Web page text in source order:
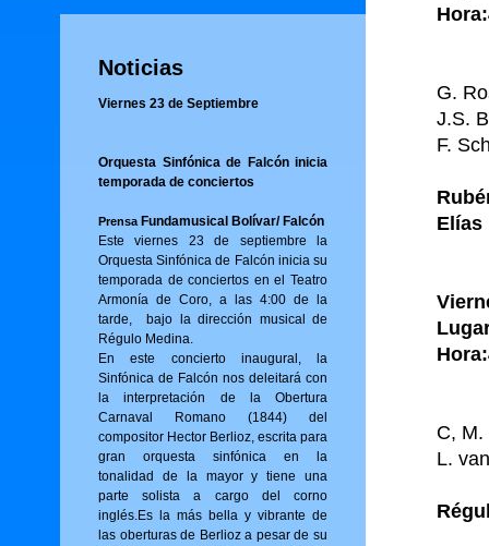
Noticias
Viernes 23 de Septiembre
Orquesta Sinfónica de Falcón inicia
temporada de conciertos
PrensaFundamusical Bolívar/ Falcón
Este viernes 23 de septiembre la
Orquesta Sinfónica de Falcón inicia su
temporada de conciertos en el Teatro
Armonía de Coro, a las 4:00 de la
tarde, bajo la dirección musical de
Régulo Medina.
En este concierto inaugural, la
Sinfónica de Falcón nos deleitará con
la interpretación de la Obertura
Carnaval Romano (1844) del
compositor Hector Berlioz, escrita para
gran orquesta sinfónica en la
tonalidad de la mayor y tiene una
parte solista a cargo del corno
inglés.Es la más bella y vibrante de
las oberturas de Berlioz a pesar de su
G.
J.S.
F.
Elías
C,
L.